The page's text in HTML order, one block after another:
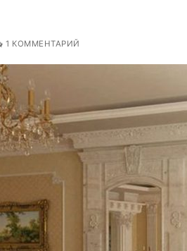
1 КОММЕНТАРИЙ